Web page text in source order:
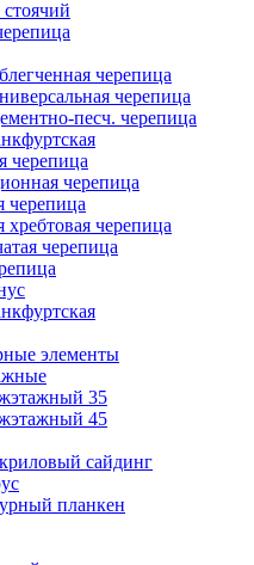
черепица
черепица
песч. черепица
черепица
черепица
черепица
хребтовая черепица
черепица
элементы
35
45
сайдинг
планкен